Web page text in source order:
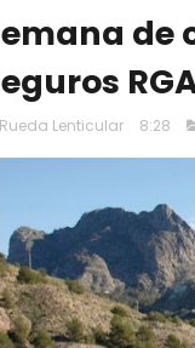
de
Rueda Lenticular 8:28